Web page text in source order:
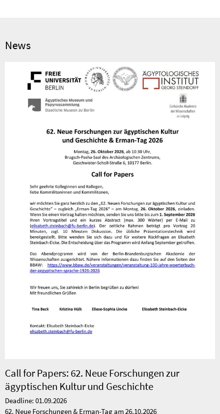
News
Call for Papers: 62. Neue Forschungen zur
ägyptischen Kultur und Geschichte
Deadline: 01.09.2026
62. Neue Forschungen & Erman-Tag am 26.10.2026